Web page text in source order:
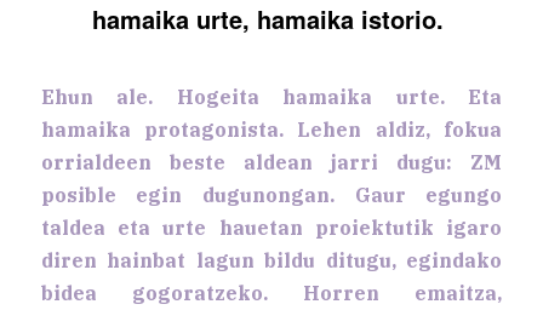
hamaika urte, hamaika istorio.
Ehun ale. Hogeita hamaika urte. Eta
hamaika protagonista. Lehen aldiz, fokua
orrialdeen beste aldean jarri dugu: ZM
posible egin dugunongan. Gaur egungo
taldea eta urte hauetan proiektutik igaro
diren hainbat lagun bildu ditugu, egindako
bidea gogoratzeko. Horren emaitza,